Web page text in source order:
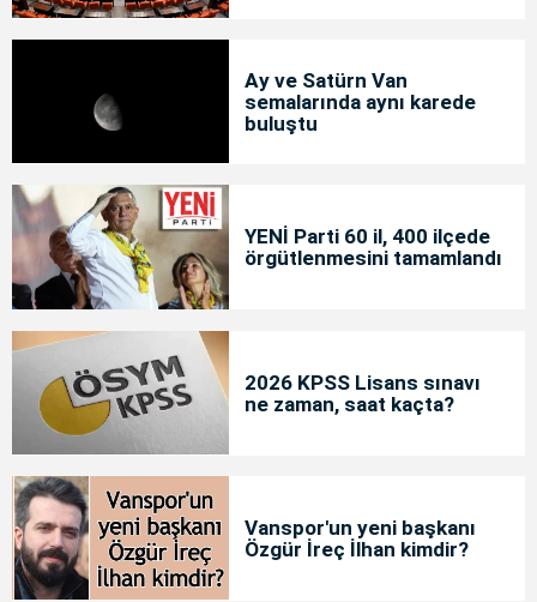
Ay ve Satürn Van
semalarında aynı karede
buluştu
YENİ Parti 60 il, 400 ilçede
örgütlenmesini tamamlandı
2026 KPSS Lisans sınavı
ne zaman, saat kaçta?
Vanspor'un yeni başkanı
Özgür İreç İlhan kimdir?